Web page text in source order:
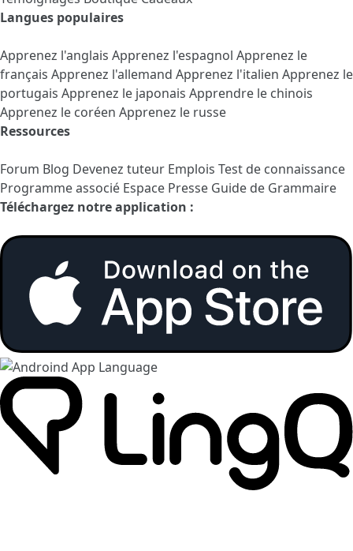
Langues populaires
Apprenez l'anglais Apprenez l'espagnol Apprenez le
français Apprenez l'allemand Apprenez l'italien Apprenez le
portugais Apprenez le japonais Apprendre le chinois
Apprenez le coréen Apprenez le russe
Ressources
Forum Blog Devenez tuteur Emplois Test de connaissance
Programme associé Espace Presse Guide de Grammaire
Téléchargez notre application :